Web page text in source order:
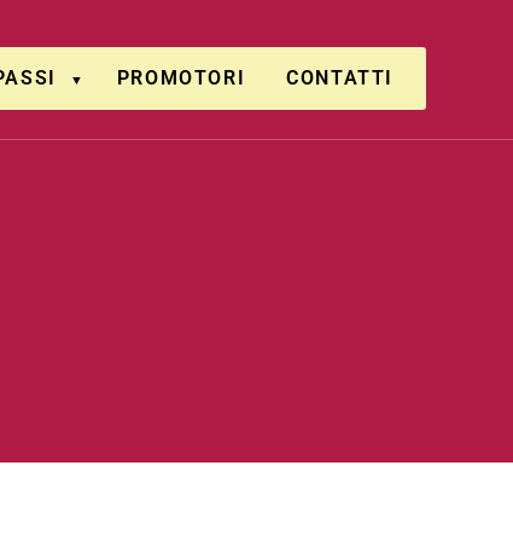
PROMOTORI CONTATTI